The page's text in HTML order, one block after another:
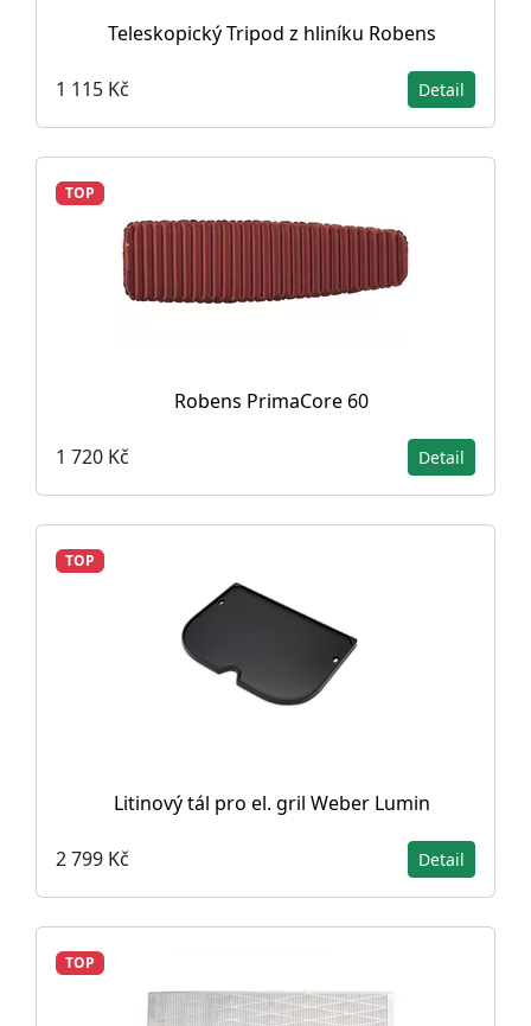
Teleskopický Tripod z hliníku Robens
1 115 Kč Detail
TOP
Robens PrimaCore 60
1 720 Kč Detail
TOP
Litinový tál pro el. gril Weber Lumin
2 799 Kč Detail
TOP